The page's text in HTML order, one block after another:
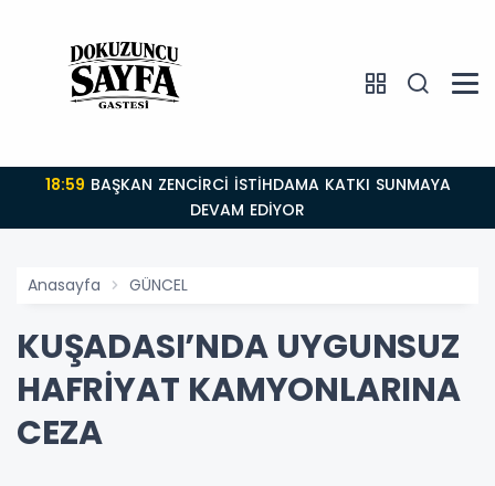
18:59
DEVAM EDİYOR
Anasayfa GÜNCEL
KUŞADASI’NDA UYGUNSUZ
HAFRİYAT KAMYONLARINA
CEZA